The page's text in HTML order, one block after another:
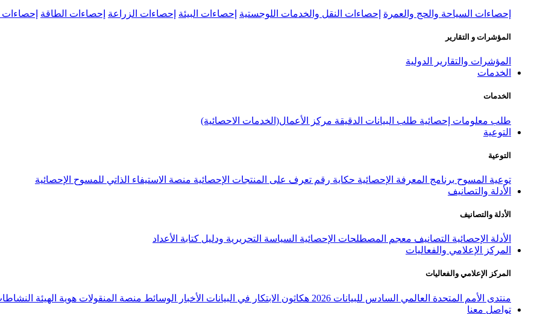
إحصاءات السياحة والحج والعمرة إحصاءات النقل والخدمات اللوجستية إحصاءات البيئة إحصاءات الزراعة إحصاءات الطاقة إحصاءات
المؤشرات و التقارير
المؤشرات والتقارير الدولية
الخدمات
الخدمات
طلب معلومات إحصائية طلب البيانات الدقيقة مركز الأعمال(الخدمات الاحصائية)
التوعية
التوعية
توعية المسوح برنامج المعرفة الإحصائية حكاية رقم تعرف على المنتجات الإحصائية منصة الاستيفاء الذاتي للمسوح الإحصائية
الأدلة والتصانيف
الأدلة والتصانيف
الأدلة الإحصائية التصانيف معجم المصطلحات الإحصائية السياسة التحريرية ودليل كتابة الأعداد
المركز الإعلامي والفعاليات
المركز الإعلامي والفعاليات
منتدى الأمم المتحدة العالمي السادس للبيانات 2026 هكاثون الابتكار في البيانات الأخبار الوسائط منصة المنقولات هوية الهيئة
تواصل معنا